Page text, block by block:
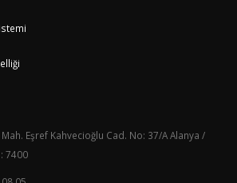
Mah. Eşref Kahvecioğlu Cad. No: 37/A Alanya /
7400